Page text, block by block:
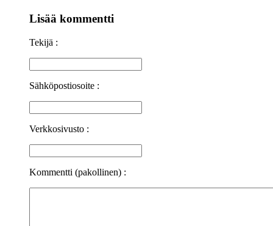
Lisää kommentti
Tekijä :
Sähköpostiosoite :
Verkkosivusto :
Kommentti (pakollinen) :